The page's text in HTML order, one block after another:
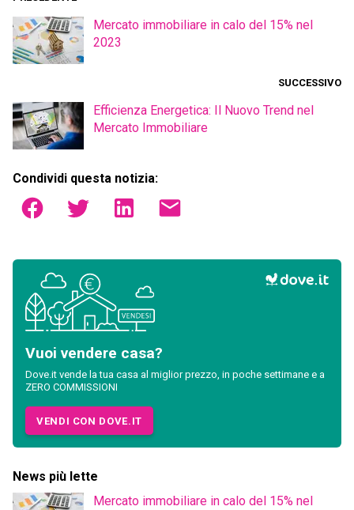
Mercato immobiliare in calo del 15% nel
2023
SUCCESSIVO
Efficienza Energetica: Il Nuovo Trend nel
Mercato Immobiliare
Condividi questa notizia:
Vuoi vendere casa?
Dove.it vende la tua casa al miglior prezzo, in poche settimane e a
ZERO COMMISSIONI
VENDI CON DOVE.IT
News più lette
Mercato immobiliare in calo del 15% nel